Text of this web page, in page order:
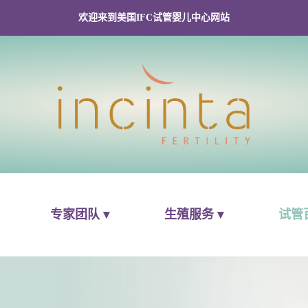
欢迎来到美国IFC试管婴儿中心网站
专家团队 ▾ 生殖服务 ▾ 试管